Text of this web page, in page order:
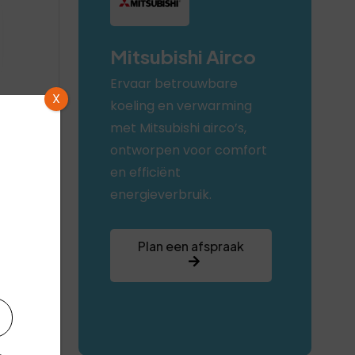
Mitsubishi Airco
Ervaar betrouwbare
koeling en verwarming
met Mitsubishi airco’s,
ontworpen voor comfort
en efficiënt
energieverbruik.
Plan een afspraak
X